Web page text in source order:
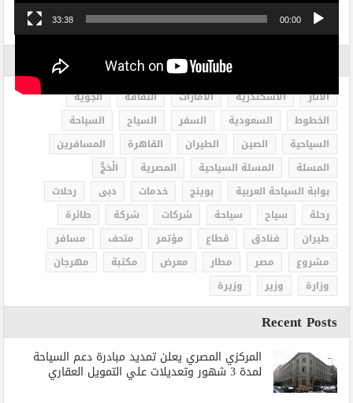
00:00
33:38
الاثار الاسكندرية الامارات الثقافة
الجوية
الخطوط
السعودية السفر السياح
السياحة
السياحية
الصين الطيران القاهرة
المسافرين
المسلة
المسلة السياحية المصرية
الْحَجُّ
بوابة السياحة العربية
بوينج خدمات دبى
رحلات
رحلة
سياح سياحة شركات شركة
طائرة
طيران
فنادق قطاع مؤتمر متحف
مسافر
مشروع
مصر مطار معرض مكتبة
مهرجان
وزارة
وزير وزيرة
Recent Posts
المركزي المصري يعلن تمديد مبادرة دعم السياحة
لمدة 3 شهور وتعديلات علي التمويل العقاري